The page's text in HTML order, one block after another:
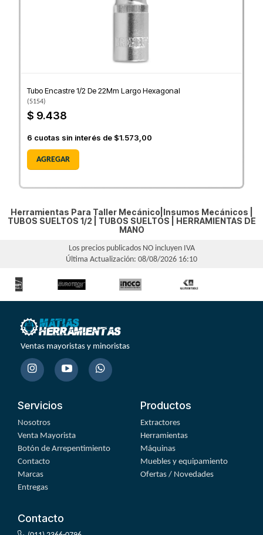
Tubo Encastre 1/2 De 22Mm Largo Hexagonal
(5154)
$ 9.438
6 cuotas sin interés de $1.573,00
AGREGAR
Herramientas Para Taller Mecánico|Insumos Mecánicos |
TUBOS SUELTOS 1/2| TUBOS SUELTOS
HERRAMIENTAS DE
MANO
Los precios publicados NO incluyen IVA
Última Actualización: 08/08/2026 16:10
Ventas mayoristas y minoristas
Servicios
Nosotros
Venta Mayorista
Botón de Arrepentimiento
Contacto
Marcas
Entregas
Productos
Extractores
Herramientas
Máquinas
Muebles y equipamiento
Ofertas / Novedades
Contacto